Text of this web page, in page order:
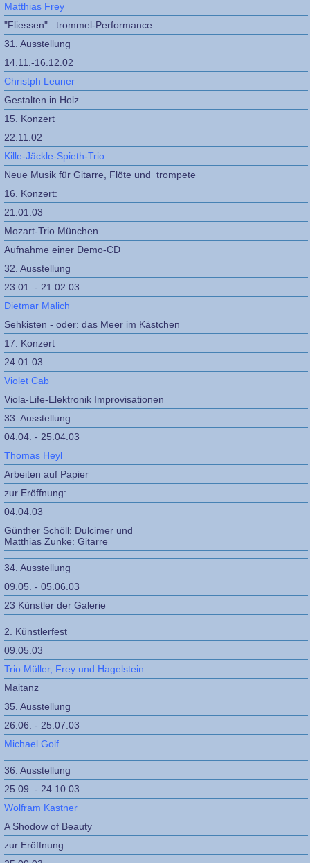
Matthias Frey
"Fliessen" trommel-Performance
31. Ausstellung
14.11.-16.12.02
Christph Leuner
Gestalten in Holz
15. Konzert
22.11.02
Kille-Jäckle-Spieth-Trio
Neue Musik für Gitarre, Flöte und trompete
16. Konzert:
21.01.03
Mozart-Trio München
Aufnahme einer Demo-CD
32. Ausstellung
23.01. - 21.02.03
Dietmar Malich
Sehkisten - oder: das Meer im Kästchen
17. Konzert
24.01.03
Violet Cab
Viola-Life-Elektronik Improvisationen
33. Ausstellung
04.04. - 25.04.03
Thomas Heyl
Arbeiten auf Papier
zur Eröffnung:
04.04.03
Günther Schöll: Dulcimer und
Matthias Zunke: Gitarre
34. Ausstellung
09.05. - 05.06.03
23 Künstler der Galerie
2. Künstlerfest
09.05.03
Trio Müller, Frey und Hagelstein
Maitanz
35. Ausstellung
26.06. - 25.07.03
Michael Golf
36. Ausstellung
25.09. - 24.10.03
Wolfram Kastner
A Shodow of Beauty
zur Eröffnung